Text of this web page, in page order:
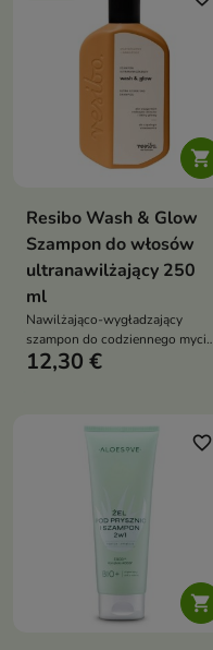
roślinnymi, proteinami pszenicy
oraz olejkami eterycznymi z
neroli i may chang zawiera 95%
składników pochodzenia

Resibo Wash & Glow
Szampon do włosów
ultranawilżający 250
ml
Nawilżająco-wygładzający
szampon do codziennego mycia
włosów i skóry głowy.
oraz pomaga przywrócić im
miękkość, elastyczność i
12,30 €

favorite_border